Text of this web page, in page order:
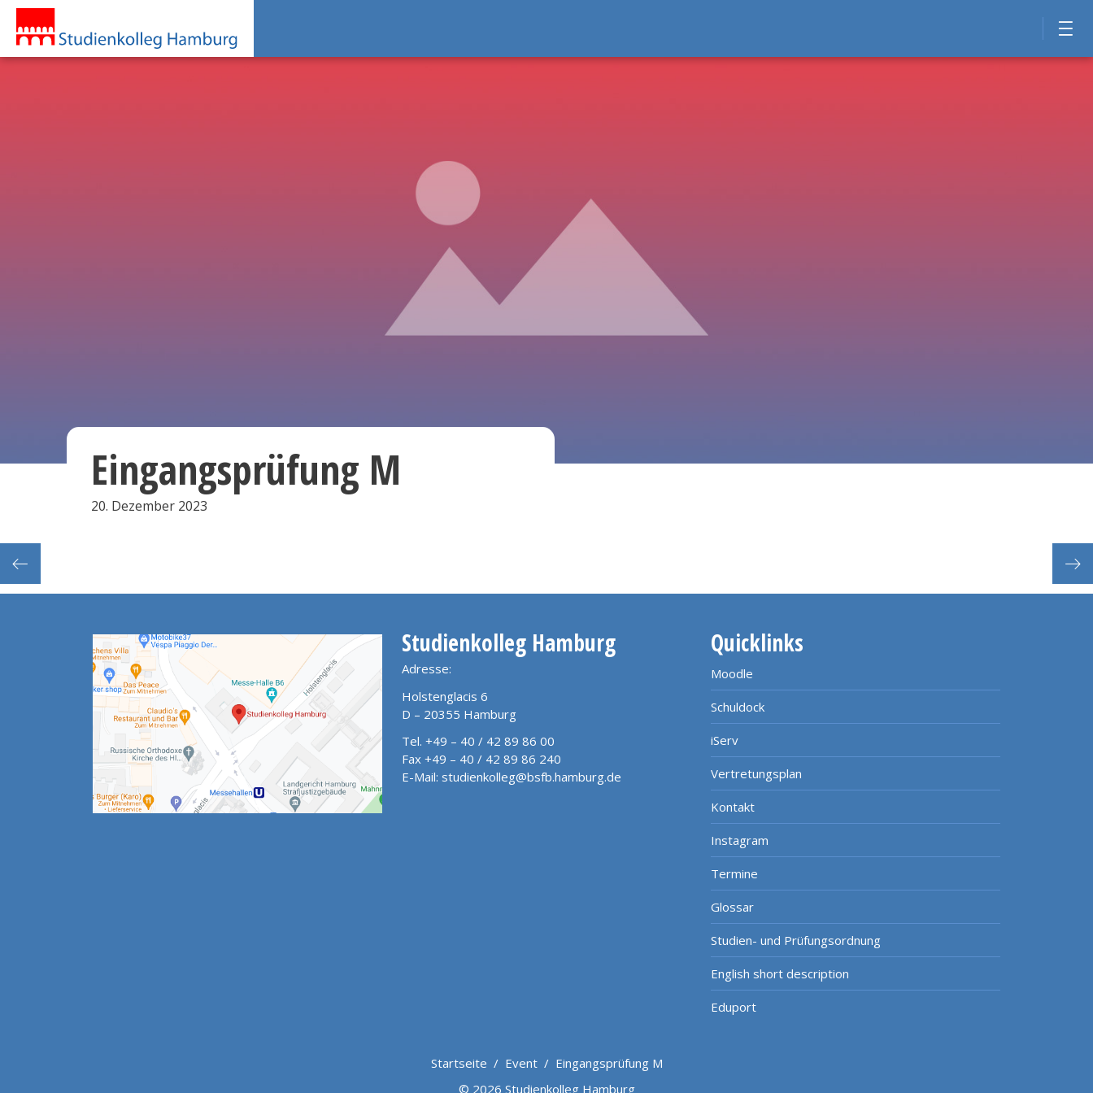
Eingangsprüfung M
20. Dezember 2023
Studienkolleg Hamburg
Adresse:
Holstenglacis 6
D – 20355 Hamburg
Tel. +49 – 40 / 42 89 86 00
Fax +49 – 40 / 42 89 86 240
E-Mail: studienkolleg@bsfb.hamburg.de
Quicklinks
Moodle
Schuldock
iServ
Vertretungsplan
Kontakt
Instagram
Termine
Glossar
Studien- und Prüfungsordnung
English short description
Eduport
Startseite / Event/ Eingangsprüfung M
© 2026 Studienkolleg Hamburg